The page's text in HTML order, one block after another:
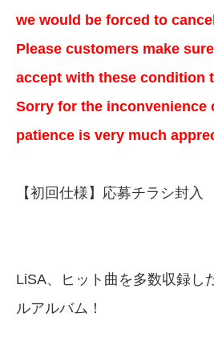
we would be forced to
Please customers make sure
accept with these condition
Sorry for the inconvenience
patience is very much
【初回仕様】応募チラシ封入
LiSA、ヒット曲を多数収録し
ルアルバム！